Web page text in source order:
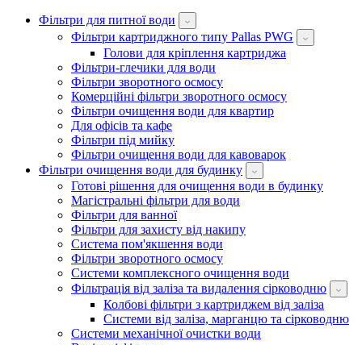
Фільтри для питної води
Фільтри картриджного типу Pallas PWG
Голови для кріплення картриджа
Фільтри-глечики для води
Фільтри зворотного осмосу
Комерційні фільтри зворотного осмосу
Фільтри очищення води для квартир
Для офісів та кафе
Фільтри під мийку
Фільтри очищення води для кавоварок
Фільтри очищення води для будинку
Готові рішення для очищення води в будинку
Магістральні фільтри для води
Фільтри для ванної
Фільтри для захисту від накипу
Система пом'якшення води
Фільтри зворотного осмосу
Системи комплексного очищення води
Фільтрація від заліза та видалення сірководню
Колбові фільтри з картриджем від заліза
Системи від заліза, марганцю та сірководню
Системи механічної очистки води